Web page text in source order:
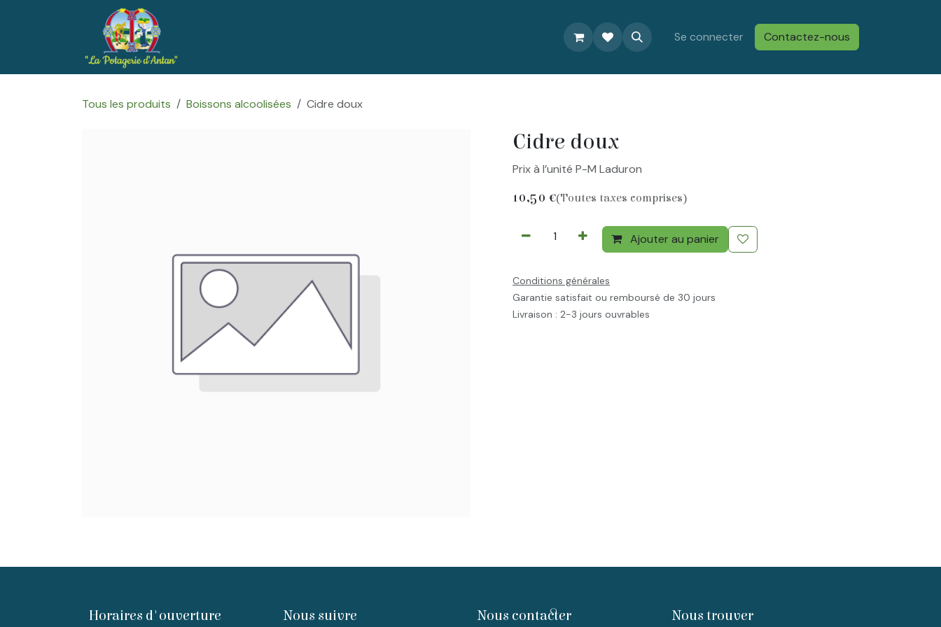
Contactez-nous Confidentialité & Cookies Conditions générales de
Se connecter Contactez-nous
Tous les produits Boissons alcoolisées Cidre doux
Cidre doux
Prix à l’unité P-M Laduron
10,50 €(Toutes taxes comprises)
Ajouter au panier
Conditions générales
Garantie satisfait ou remboursé de 30 jours
Livraison : 2-3 jours ouvrables
Horaires d'ouverture Nous trouver
Nous contacter
Nous suivre